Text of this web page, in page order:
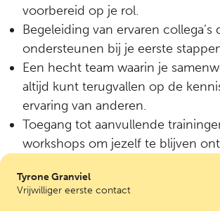
voorbereid op je rol.
Begeleiding van ervaren collega’s
ondersteunen bij je eerste
Een hecht team waarin je
altijd kunt terugvallen op de
ervaring van anderen.
Toegang tot aanvullende
workshops om jezelf te blijven
Tyrone Granviel
Vrijwilliger eerste contact